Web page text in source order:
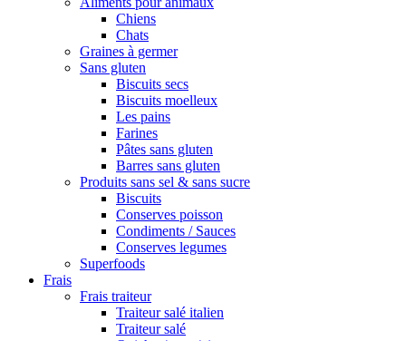
Chiens
Chats
Graines à germer
Sans gluten
Biscuits secs
Biscuits moelleux
Les pains
Farines
Pâtes sans gluten
Barres sans gluten
Produits sans sel & sans sucre
Biscuits
Conserves poisson
Condiments / Sauces
Conserves legumes
Superfoods
Frais
Frais traiteur
Traiteur salé italien
Traiteur salé